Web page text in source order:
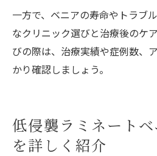
一方で、ベニアの寿命やトラブ
なクリニック選びと治療後のケ
びの際は、治療実績や症例数、
かり確認しましょう。
低侵襲ラミネート
を詳しく紹介